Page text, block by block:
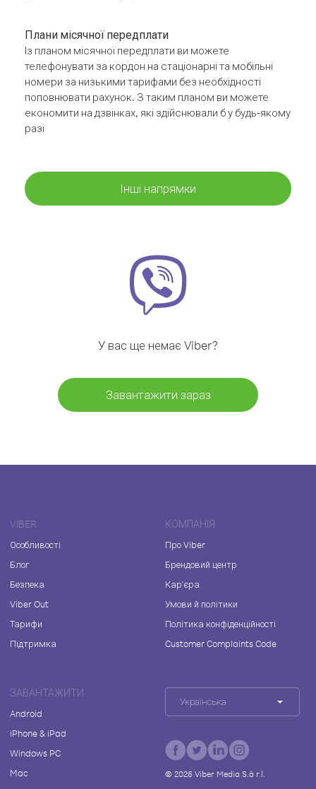
Плани місячної передплати
Із планом місячної передплати ви можете
телефонувати за кордон на стаціонарні та мобільні
номери за низькими тарифами без необхідності
поповнювати рахунок. З таким планом ви можете
економити на дзвінках, які здійснювали б у будь-якому
разі
Інші напрямки
У вас ще немає Viber?
Завантажити зараз
VIBER
Особливості
Блог
Безпека
Viber Out
Тарифи
Підтримка
КОМПАНІЯ
Про Viber
Брендовий центр
Кар'єра
Умови й політики
Політика конфіденційності
Customer Complaints Code
ЗАВАНТАЖИТИ
Android
iPhone & iPad
Windows PC
Mac
Українська
© 2026Viber Media S.à r.l.